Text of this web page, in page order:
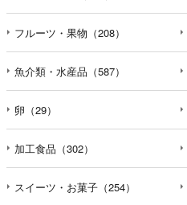
フルーツ・果物（208）
魚介類・水産品（587）
卵（29）
加工食品（302）
スイーツ・お菓子（254）